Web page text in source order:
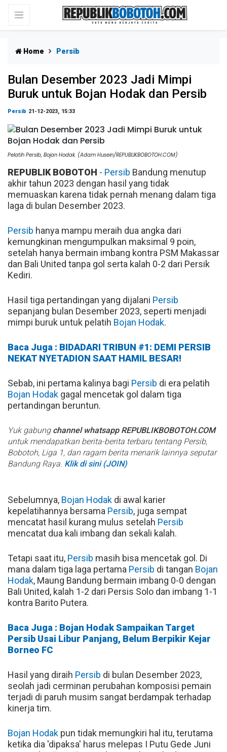
Home Persib
Bulan Desember 2023 Jadi Mimpi
Buruk untuk Bojan Hodak dan Persib
Persib 21-12-2023, 15:33
Pelatih Persib, Bojan Hodak. (Adam Husein/REPUBLIKBOBOTOH.COM)
REPUBLIK BOBOTOH - Persib Bandung menutup
akhir tahun 2023 dengan hasil yang tidak
memuaskan karena tidak pernah menang dalam tiga
laga di bulan Desember 2023.
Persib hanya mampu meraih dua angka dari
kemungkinan mengumpulkan maksimal 9 poin,
setelah hanya bermain imbang kontra PSM Makassar
dan Bali United tanpa gol serta kalah 0-2 dari Persik
Kediri.
Hasil tiga pertandingan yang dijalani Persib
sepanjang bulan Desember 2023, seperti menjadi
mimpi buruk untuk pelatih Bojan Hodak.
Baca Juga : BIDADARI TRIBUN #1: DEMI PERSIB
NEKAT NYETADION SAAT HAMIL BESAR!
Sebab, ini pertama kalinya bagi Persib di era pelatih
Bojan Hodak gagal mencetak gol dalam tiga
pertandingan beruntun.
Yuk gabung channel whatsapp REPUBLIKBOBOTOH.COM
untuk mendapatkan berita-berita terbaru tentang Persib,
Bobotoh, Liga 1, dan ragam berita menarik lainnya seputar
Bandung Raya. Klik di sini (JOIN)
Sebelumnya, Bojan Hodak di awal karier
kepelatihannya bersama Persib, juga sempat
mencatat hasil kurang mulus setelah Persib
mencatat dua kali imbang dan sekali kalah.
Tetapi saat itu, Persib masih bisa mencetak gol. Di
mana dalam tiga laga pertama Persib di tangan Bojan
Hodak, Maung Bandung bermain imbang 0-0 dengan
Bali United, kalah 1-2 dari Persis Solo dan imbang 1-1
kontra Barito Putera.
Baca Juga : Bojan Hodak Sampaikan Target
Persib Usai Libur Panjang, Belum Berpikir Kejar
Borneo FC
Hasil yang diraih Persib di bulan Desember 2023,
seolah jadi cerminan perubahan komposisi pemain
terjadi di paruh musim sangat berdampak terhadap
kinerja tim.
Bojan Hodak pun tidak memungkiri hal itu, terutama
ketika dia 'dipaksa' harus melepas I Putu Gede Juni